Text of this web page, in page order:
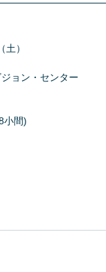
土）
ョン・センター
小間)